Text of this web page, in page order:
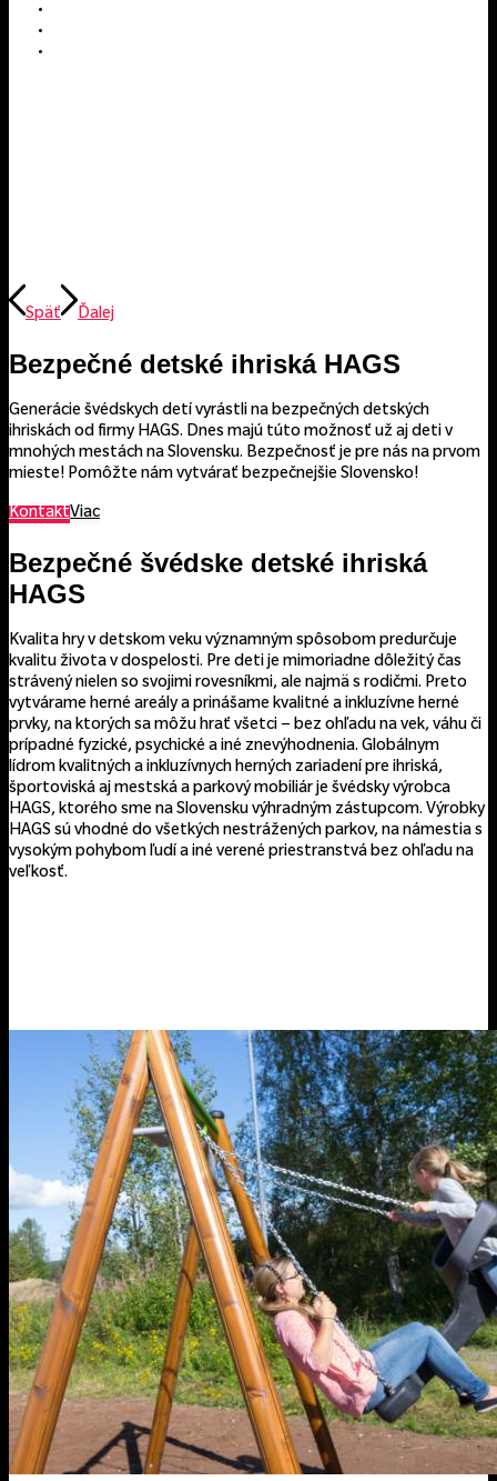
Späť Ďalej
Bezpečné detské ihriská HAGS
Generácie švédskych detí vyrástli na bezpečných detských
ihriskách od firmy HAGS. Dnes majú túto možnosť už aj deti v
mnohých mestách na Slovensku. Bezpečnosť je pre nás na prvom
mieste! Pomôžte nám vytvárať bezpečnejšie Slovensko!
KontaktViac
Bezpečné švédske detské ihriská
HAGS
Kvalita hry v detskom veku významným spôsobom predurčuje
kvalitu života v dospelosti. Pre deti je mimoriadne dôležitý čas
strávený nielen so svojimi rovesníkmi, ale najmä s rodičmi. Preto
vytvárame herné areály a prinášame kvalitné a inkluzívne herné
prvky, na ktorých sa môžu hrať všetci – bez ohľadu na vek, váhu či
prípadné fyzické, psychické a iné znevýhodnenia. Globálnym
lídrom kvalitných a inkluzívnych herných zariadení pre ihriská,
športoviská aj mestská a parkový mobiliár je švédsky výrobca
HAGS, ktorého sme na Slovensku výhradným zástupcom. Výrobky
HAGS sú vhodné do všetkých nestrážených parkov, na námestia s
vysokým pohybom ľudí a iné verené priestranstvá bez ohľadu na
veľkosť.